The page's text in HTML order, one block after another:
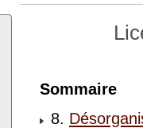
Sommaire
8.